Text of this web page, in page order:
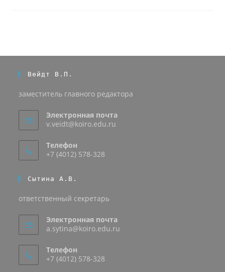
Вейдт В.П.
заместитель главного редактора
Электронная почта
v.veidt@koiro.edu.ru
Телефон
+7 (4012) 578-328
Сытина А.В.
ответственный секретарь
Электронная почта
a.sytina@koiro.edu.ru
Телефон
+7 (4012) 578-328